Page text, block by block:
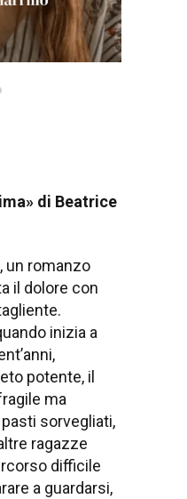
di Beatrice
un romanzo
il dolore con
inizia a
potente, il
ma
sorvegliati,
ragazze
difficile
a guardarsi,